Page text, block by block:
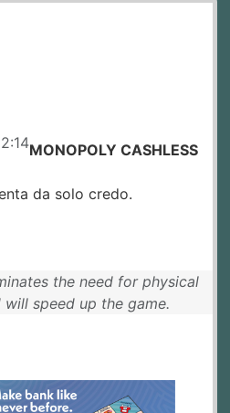
MONOPOLY CASHLESS
da solo credo.
the need for physical
speed up the game.